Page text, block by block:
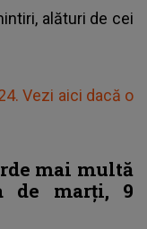
alături de cei
Vezi aici dacă o
mai multă
de marți, 9